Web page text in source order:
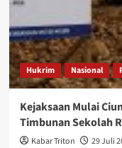
Hukrim Nasional
Kejaksaan Mulai
Timbunan Sekolah
Kabar Triton 29 Juli